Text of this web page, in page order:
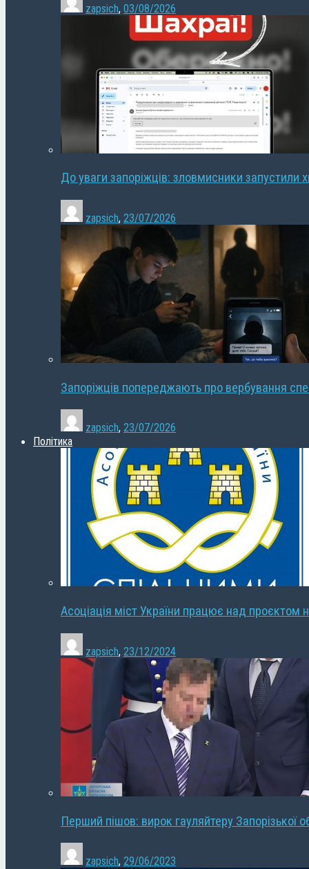
zapsich, 03/08/2026
До уваги запоріжців: зловмисники запустили
zapsich, 23/07/2026
Запоріжців попереджають про вербування
zapsich, 23/07/2026
Політика
Асоціація міст України працює над проєктом
zapsich, 23/12/2024
Перший пішов: вирок гауляйтеру Запорізької
zapsich, 29/06/2023